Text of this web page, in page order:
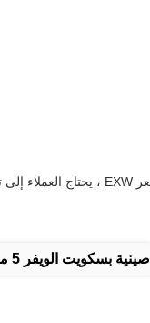
صينية بسكويت الويفر 5 مم